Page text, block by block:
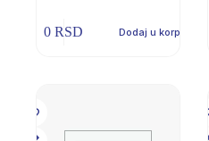
0RSD Dodaj u korpu